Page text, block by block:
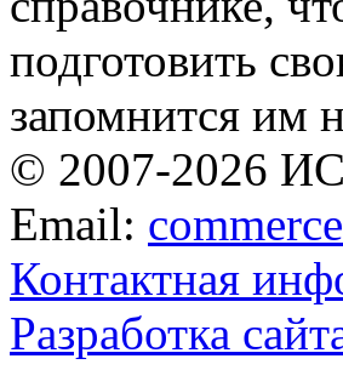
подготовить
запомнится им
© 2007-2026
Email:
Контактная
Разработка